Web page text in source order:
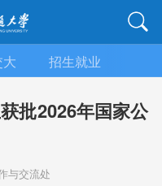
大 招生就业
批2026年国家公
与交流处